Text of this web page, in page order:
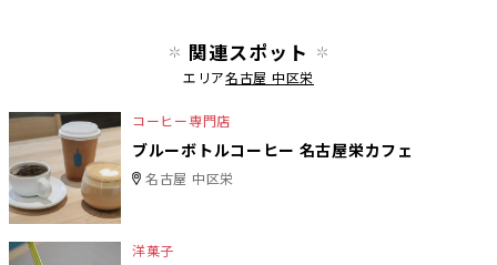
関連スポット
エリア名古屋 中区栄
コーヒー専門店
ブルーボトルコーヒー 名古屋栄カフェ
名古屋 中区栄
洋菓子